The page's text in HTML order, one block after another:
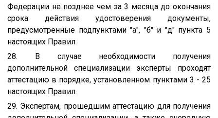
Федерации не позднее чем за 3 месяца до окончания
срока действия удостоверения документы,
предусмотренные подпунктами "а", "б" и "д" пункта 5
настоящих Правил.
28. В случае необходимости получения
дополнительной специализации эксперты проходят
аттестацию в порядке, установленном пунктами 3 - 25
настоящих Правил.
29. Экспертам, прошедшим аттестацию для получения